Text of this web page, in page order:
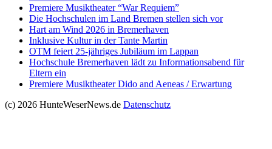
Premiere Musiktheater “War Requiem”
Die Hochschulen im Land Bremen stellen sich vor
Hart am Wind 2026 in Bremerhaven
Inklusive Kultur in der Tante Martin
OTM feiert 25-jähriges Jubiläum im Lappan
Hochschule Bremerhaven lädt zu Informationsabend für
Eltern ein
Premiere Musiktheater Dido and Aeneas / Erwartung
(c) 2026 HunteWeserNews.de Datenschutz